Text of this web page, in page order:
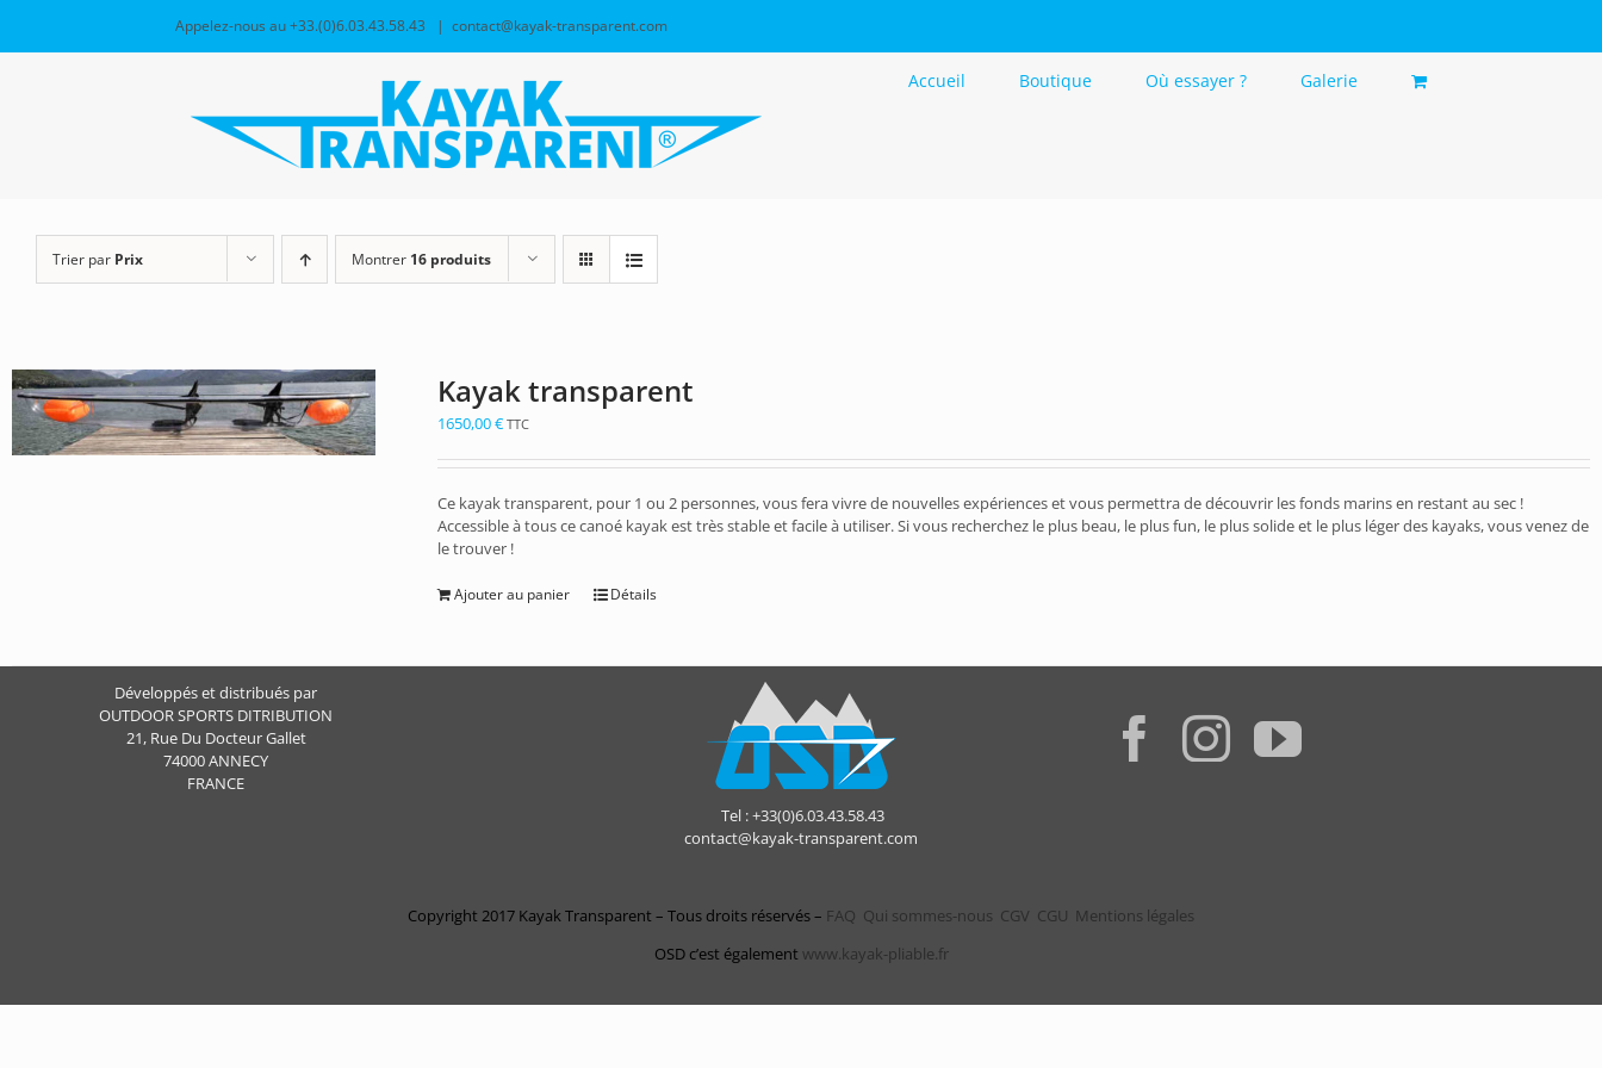
contenu
Appelez-nous au +33.(0)6.03.43.58.43 | contact@kayak-transparent.com
Accueil Boutique Où essayer ? Galerie
Trier par Prix Montrer 16 produits
Kayak transparent
1650,00€ TTC
Ce kayak transparent, pour 1 ou 2 personnes, vous fera vivre de nouvelles expériences et vous permettra de découvrir les fonds marins en restant au sec !
Accessible à tous ce canoé kayak est très stable et facile à utiliser. Si vous recherchez le plus beau, le plus fun, le plus solide et le plus léger des kayaks, vous venez de
le trouver !
Ajouter au panier Détails
Développés et distribués par
OUTDOOR SPORTS DITRIBUTION
21, Rue Du Docteur Gallet
74000 ANNECY
FRANCE
Tel : +33(0)6.03.43.58.43
contact@kayak-transparent.com
Copyright 2017 Kayak Transparent – Tous droits réservés – FAQ Qui sommes-nous CGV CGU Mentions légales
OSD c’est également www.kayak-pliable.fr